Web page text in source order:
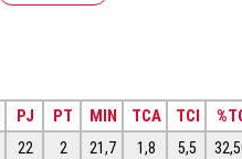
PJ PT MIN TCA TCI
22 2 21,7 1,8 5,5